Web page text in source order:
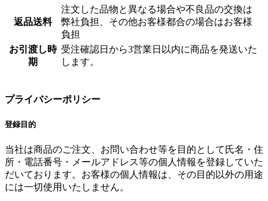
返品送料
注文した品物と異なる場合や不良品の交換は
弊社負担、その他お客様都合の場合はお客様
負担
お引渡し時
期
受注確認日から3営業日以内に商品を発送いた
します。
プライバシーポリシー
登録目的
当社は商品のご注文、お問い合わせ等を目的として氏名・住
所・電話番号・メールアドレス等の個人情報を登録していた
だいております。お客様の個人情報は、その目的以外の用途
には一切使用いたしません。